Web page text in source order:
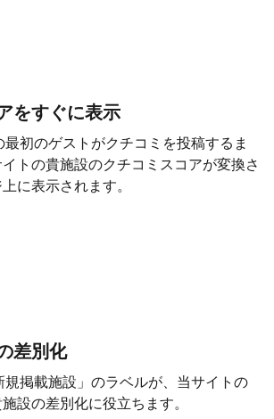
をすぐに表示
初のゲストがクチコミを投稿するま
トの貴施設のクチコミスコアが変換さ
に表示されます。
差別化
規掲載施設」のラベルが、当サイトの
設の差別化に役立ちます。